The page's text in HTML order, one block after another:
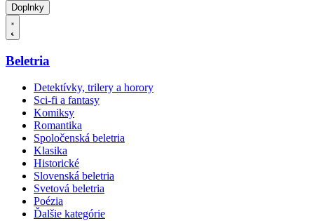
Doplnky
Beletria
Detektívky, trilery a horory
Sci-fi a fantasy
Komiksy
Romantika
Spoločenská beletria
Klasika
Historické
Slovenská beletria
Svetová beletria
Poézia
Ďalšie kategórie